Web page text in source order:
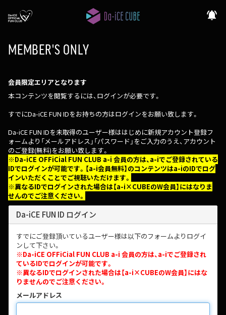
notifications_active
MEMBER'S ONLY
会員限定エリアとなります
本コンテンツを閲覧するには、ログインが必要です。
すでにDa-iCE FUN IDをお持ちの方はログインをお願い致します。
Da-iCE FUN IDを未取得のユーザー様ははじめに新規アカウント登録フ
ォームより「メールアドレス」「パスワード」をご入力のうえ、アカウント
のご登録(無料)をお願い致します。
※Da-iCE OFFiCial FUN CLUB a-i 会員の方は、a-iでご登録されている
IDでログインが可能です。【a-i会員無料】のコンテンツはa-iのIDでログ
インいただくことでご視聴いただけます。
※異なるIDでログインされた場合は【a-i×CUBEのW会員】にはなりま
せんのでご注意ください。
Da-iCE FUN ID ログイン
すでにご登録頂いているユーザー様は以下のフォームよりログイ
ンして下さい。
※Da-iCE OFFiCial FUN CLUB a-i 会員の方は、a-iでご登録され
ているIDでログインが可能です。
※異なるIDでログインされた場合は【a-i×CUBEのW会員】にはな
りませんのでご注意ください。
メールアドレス